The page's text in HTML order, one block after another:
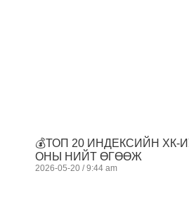
💰ТОП 20 ИНДЕКСИЙН ХК-
ОНЫ НИЙТ ӨГӨӨЖ
2026-05-20 9:44 am